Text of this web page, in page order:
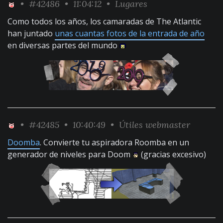
• #42486 • 11:04:12 • Lugares
Como todos los años, los camaradas de The Atlantic
han juntado unas cuantas fotos de la entrada de año
en diversas partes del mundo
• #42485 • 10:40:49 • Útiles webmaster
Doomba. Convierte tu aspiradora Roomba en un
generador de niveles para Doom
(gracias excesivo)